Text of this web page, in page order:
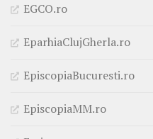
EGCO.ro
EparhiaClujGherla.ro
EpiscopiaBucuresti.ro
EpiscopiaMM.ro